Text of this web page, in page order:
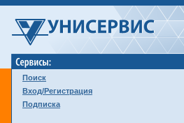
Поиск
Вход/Регистрация
Подписка